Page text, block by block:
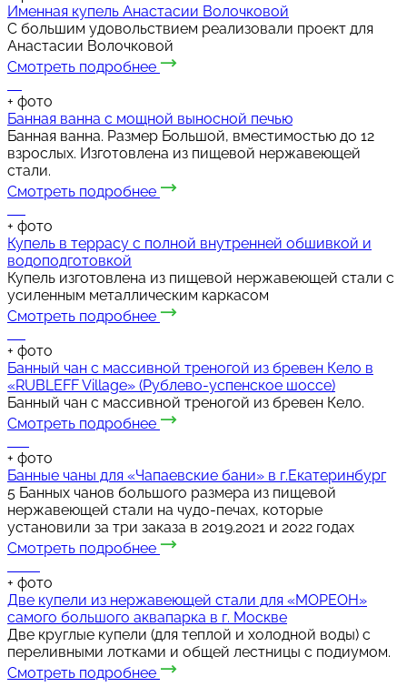
Именная купель Анастасии Волочковой
С большим удовольствием реализовали проект для
Анастасии Волочковой
Смотреть подробнее
+ фото
Банная ванна с мощной выносной печью
Банная ванна. Размер Большой, вместимостью до 12
взрослых. Изготовлена из пищевой нержавеющей
стали.
Смотреть подробнее
+ фото
Купель в террасу с полной внутренней обшивкой и
водоподготовкой
Купель изготовлена из пищевой нержавеющей стали с
усиленным металлическим каркасом
Смотреть подробнее
+ фото
Банный чан с массивной треногой из бревен Кело в
«RUBLEFF Village» (Рублево-успенское шоссе)
Банный чан с массивной треногой из бревен Кело.
Смотреть подробнее
+ фото
Банные чаны для «Чапаевские бани» в г.Екатеринбург
5 Банных чанов большого размера из пищевой
нержавеющей стали на чудо-печах, которые
установили за три заказа в 2019.2021 и 2022 годах
Смотреть подробнее
+ фото
Две купели из нержавеющей стали для «МОРЕОН»
самого большого аквапарка в г. Москве
Две круглые купели (для теплой и холодной воды) с
переливными лотками и общей лестницы с подиумом.
Смотреть подробнее